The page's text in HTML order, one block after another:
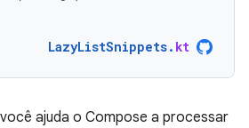
LazyListSnippets. kt
ajuda o Compose a processar